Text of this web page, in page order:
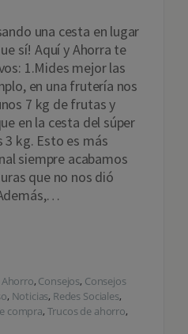
una cesta en lugar
sí! Aquí y Ahorra te
1.Mides mejor las
en una frutería nos
7 kg de frutas y
en la cesta del súper
3 kg. Esto es más
siempre acabamos
que no nos dió
Ahorro, Consejos, Consejos
, Noticias, Redes Sociales,
compra, Trucos de ahorro,